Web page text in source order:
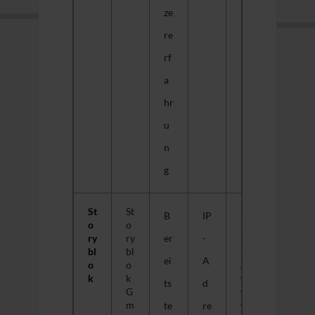
ze
re
rf
a
hr
u
n
g
St
o
ry
bl
o
k
St
o
ry
bl
o
k
G
m
B
er
ei
ts
te
IP
-
A
d
re
tt
w
w
w